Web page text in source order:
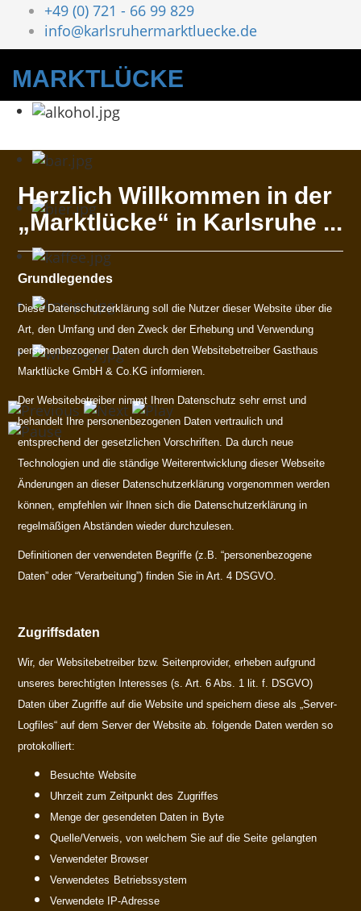
+49 (0) 721 - 66 99 829
info@karlsruhermarktluecke.de
MARKTLÜCKE
Herzlich Willkommen in der
„Marktlücke“ in Karlsruhe ...
Grundlegendes
Diese Datenschutzerklärung soll die Nutzer dieser Website über die
Art, den Umfang und den Zweck der Erhebung und Verwendung
personenbezogener Daten durch den Websitebetreiber Gasthaus
Marktlücke GmbH & Co.KG informieren.
Der Websitebetreiber nimmt Ihren Datenschutz sehr ernst und
behandelt Ihre personenbezogenen Daten vertraulich und
entsprechend der gesetzlichen Vorschriften. Da durch neue
Technologien und die ständige Weiterentwicklung dieser Webseite
Änderungen an dieser Datenschutzerklärung vorgenommen werden
können, empfehlen wir Ihnen sich die Datenschutzerklärung in
regelmäßigen Abständen wieder durchzulesen.
Definitionen der verwendeten Begriffe (z.B. “personenbezogene
Daten” oder “Verarbeitung”) finden Sie in Art. 4 DSGVO.
Zugriffsdaten
Wir, der Websitebetreiber bzw. Seitenprovider, erheben aufgrund
unseres berechtigten Interesses (s. Art. 6 Abs. 1 lit. f. DSGVO)
Daten über Zugriffe auf die Website und speichern diese als „Server-
Logfiles“ auf dem Server der Website ab. folgende Daten werden so
protokolliert:
Besuchte Website
Uhrzeit zum Zeitpunkt des Zugriffes
Menge der gesendeten Daten in Byte
Quelle/Verweis, von welchem Sie auf die Seite gelangten
Verwendeter Browser
Verwendetes Betriebssystem
Verwendete IP-Adresse